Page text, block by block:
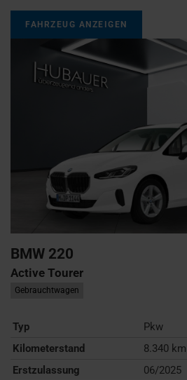
FAHRZEUG ANZEIGEN
BMW 220
Active Tourer
Gebrauchtwagen
Typ
Pkw
Kilometerstand
8.340 km
Erstzulassung
06/2025